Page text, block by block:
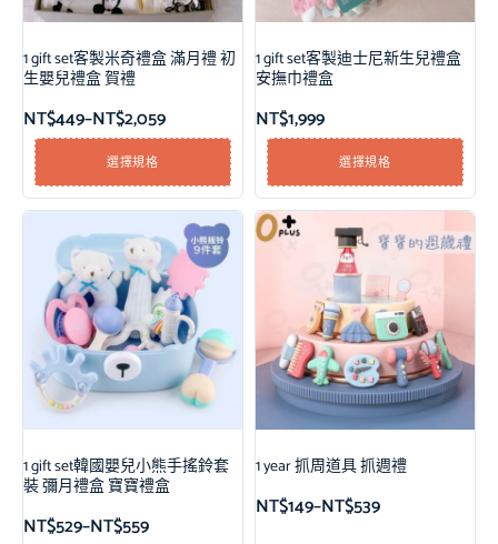
1 gift set客製米奇禮盒 滿月禮 初
生嬰兒禮盒 賀禮
NT$449–NT$2,059
選擇規格
1 gift set客製迪士尼新生兒禮盒
安撫巾禮盒
NT$1,999
選擇規格
1 gift set韓國嬰兒小熊手搖鈴套
裝 彌月禮盒 寶寶禮盒
NT$529–NT$559
1 year 抓周道具 抓週禮
NT$149–NT$539